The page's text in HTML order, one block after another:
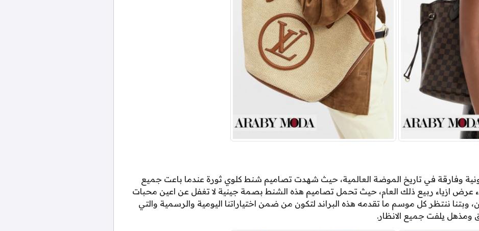
لحظة ايقونية وفارقة في تاريخ الموضة العالمية، حيث شهدت تصاميم شنط كلوي ثورة عندما باعت جميع
عرض ازياء ربيع ذلك العام، حيث تحمل تصاميم هذه الشنط بصمة جينية لا تغفل عن اعين محبات
ننتظر كل موسم ما تقدمه هذه البراند لتكون من ضمن اختياراتنا اليومية والرسمية والتي
ومذهل يلفت جميع الانظار.